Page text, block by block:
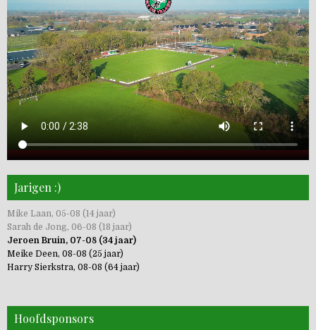
Jarigen :)
Mike Laan, 05-08 (14 jaar)
Sarah de Jong, 06-08 (18 jaar)
Jeroen Bruin, 07-08 (34 jaar)
Meike Deen, 08-08 (25 jaar)
Harry Sierkstra, 08-08 (64 jaar)
Hoofdsponsors